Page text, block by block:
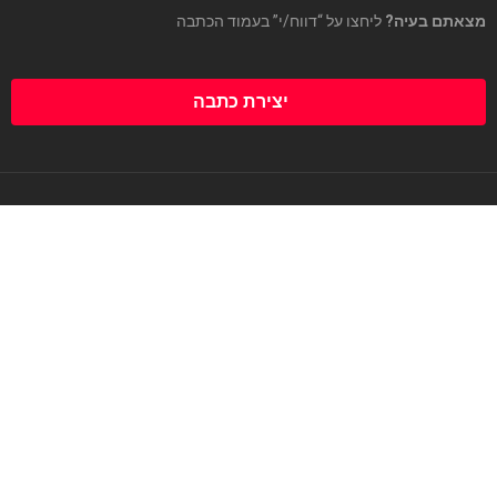
מצאתם בעיה? ליחצו על “דווח/י” בעמוד הכתבה
יצירת כתבה